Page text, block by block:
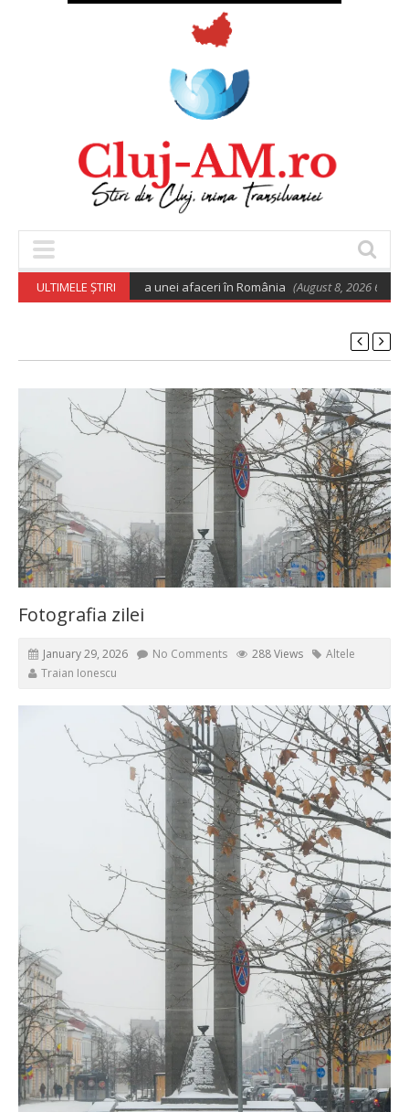
ULTIMELE ȘTIRI
pentru deschiderea unei afaceri în România (August 8, 2026 6:02 am)
Fotografia zilei
January 29, 2026 No Comments 288 Views
Altele
Traian Ionescu